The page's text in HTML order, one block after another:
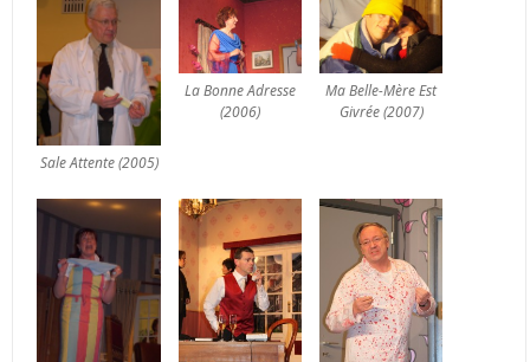
Sale Attente (2005)
La Bonne Adresse
(2006)
Ma Belle-Mère Est
Givrée (2007)